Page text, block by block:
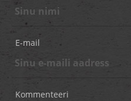
E-mail
Kommenteeri